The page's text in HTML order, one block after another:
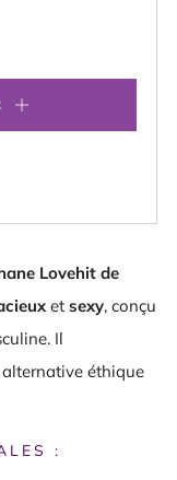
Lovehit de
et sexy, conçu
Il
éthique
: